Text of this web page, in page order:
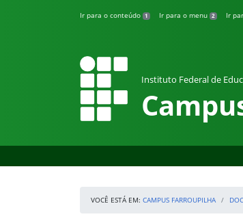
Ir para o conteúdo 1 Ir para o menu 2 Ir
Instituto Federal de
VOCÊ ESTÁ EM: CAMPUS FARROUPILHA